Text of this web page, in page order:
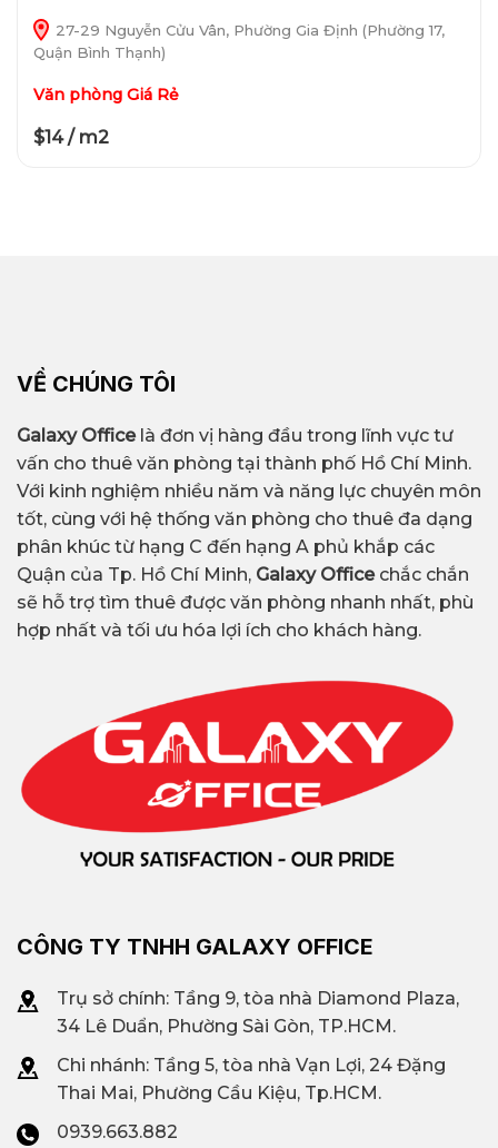
27-29 Nguyễn Cửu Vân, Phường Gia Định (Phường 17,
Quận Bình Thạnh)
Văn phòng Giá Rẻ
$14 / m2
VỀ CHÚNG TÔI
Galaxy Officelà đơn vị hàng đầu trong lĩnh vực tư
vấn cho thuê văn phòng tại thành phố Hồ Chí Minh.
Với kinh nghiệm nhiều năm và năng lực chuyên môn
tốt, cùng với hệ thống văn phòng cho thuê đa dạng
phân khúc từ hạng C đến hạng A phủ khắp các
Quận của Tp. Hồ Chí Minh, Galaxy Office chắc chắn
sẽ hỗ trợ tìm thuê được văn phòng nhanh nhất, phù
hợp nhất và tối ưu hóa lợi ích cho khách hàng.
CÔNG TY TNHH GALAXY OFFICE
Trụ sở chính: Tầng 9, tòa nhà Diamond Plaza,
34 Lê Duẩn, Phường Sài Gòn, TP.HCM.
Chi nhánh: Tầng 5, tòa nhà Vạn Lợi, 24 Đặng
Thai Mai, Phường Cầu Kiệu, Tp.HCM.
0939.663.882